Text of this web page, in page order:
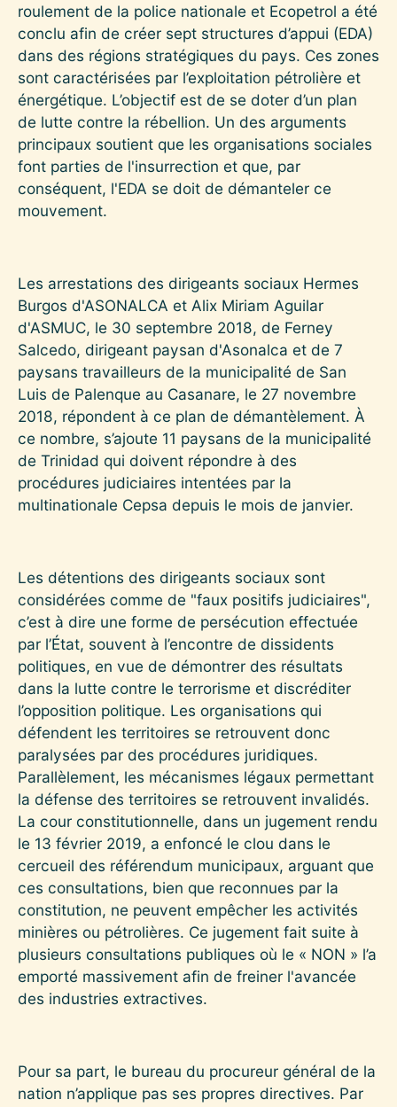
roulement de la police nationale et Ecopetrol a été
conclu afin de créer sept structures d’appui (EDA)
dans des régions stratégiques du pays. Ces zones
sont caractérisées par l’exploitation pétrolière et
énergétique. L’objectif est de se doter d’un plan
de lutte contre la rébellion. Un des arguments
principaux soutient que les organisations sociales
font parties de l'insurrection et que, par
conséquent, l'EDA se doit de démanteler ce
mouvement.
Les arrestations des dirigeants sociaux Hermes
Burgos d'ASONALCA et Alix Miriam Aguilar
d'ASMUC, le 30 septembre 2018, de Ferney
Salcedo, dirigeant paysan d'Asonalca et de 7
paysans travailleurs de la municipalité de San
Luis de Palenque au Casanare, le 27 novembre
2018, répondent à ce plan de démantèlement. À
ce nombre, s’ajoute 11 paysans de la municipalité
de Trinidad qui doivent répondre à des
procédures judiciaires intentées par la
multinationale Cepsa depuis le mois de janvier.
Les détentions des dirigeants sociaux sont
considérées comme de "faux positifs judiciaires",
c’est à dire une forme de persécution effectuée
par l’État, souvent à l’encontre de dissidents
politiques, en vue de démontrer des résultats
dans la lutte contre le terrorisme et discréditer
l’opposition politique. Les organisations qui
défendent les territoires se retrouvent donc
paralysées par des procédures juridiques.
Parallèlement, les mécanismes légaux permettant
la défense des territoires se retrouvent invalidés.
La cour constitutionnelle, dans un jugement rendu
le 13 février 2019, a enfoncé le clou dans le
cercueil des référendum municipaux, arguant que
ces consultations, bien que reconnues par la
constitution, ne peuvent empêcher les activités
minières ou pétrolières. Ce jugement fait suite à
plusieurs consultations publiques où le « NON » l’a
emporté massivement afin de freiner l'avancée
des industries extractives.
Pour sa part, le bureau du procureur général de la
nation n’applique pas ses propres directives. Par